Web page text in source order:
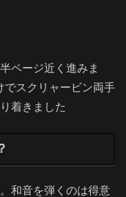
ページ近く進みま
でスクリャービン両手
着きました
和音を弾くのは得意